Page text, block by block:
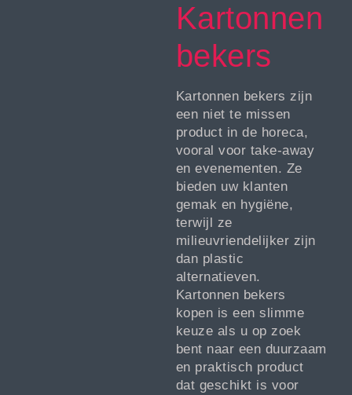
Kartonnen
bekers
Kartonnen bekers zijn
een niet te missen
product in de horeca,
vooral voor take-away
en evenementen. Ze
bieden uw klanten
gemak en hygiëne,
terwijl ze
milieuvriendelijker zijn
dan plastic
alternatieven.
Kartonnen bekers
kopen is een slimme
keuze als u op zoek
bent naar een duurzaam
en praktisch product
dat geschikt is voor